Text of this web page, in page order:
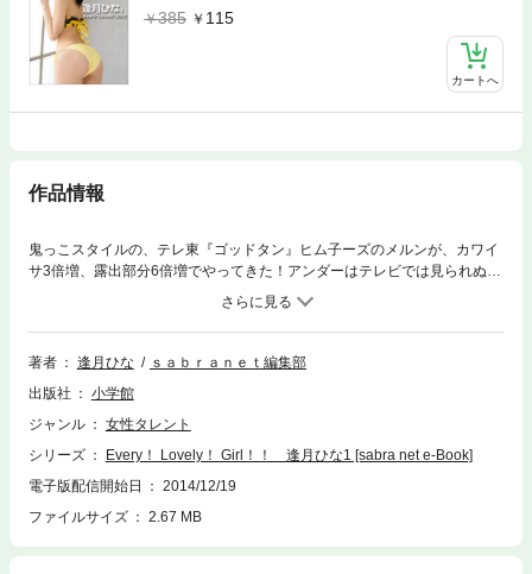
385
115
カートへ
作品情報
鬼っこスタイルの、テレ東『ゴッドタン』ヒム子ーズのメルンが、カワイ
サ3倍増、露出部分6倍増でやってきた！アンダーはテレビでは見られぬ狂
乱のブラジリアンビキニ！！幼稚園児のハンカチを三角折りした程度のわ
ずかな布地で隠された……つうか、ほとんど隠れていないヒップを、ヒナ
ちゃんがツンと突き出す時、男のアソコも当の然で、ツンとなりますわな
～。（解説文・カーツさとう）1994年11月24日生まれ。神奈川県出身身
ス、ヒップホップ、タップ、水泳、ハンバーグ協会会員
著者 逢月ひな
ｓａｂｒａｎｅｔ編集部
出版社
小学館
ジャンル
女性タレント
シリーズ
Every！ Lovely！ Girl！！ 逢月ひな1 [sabra net e-Book]
電子版配信開始日
2014/12/19
ファイルサイズ
2.67 MB